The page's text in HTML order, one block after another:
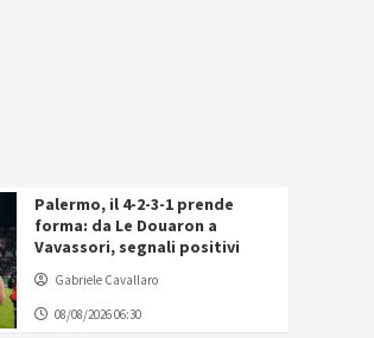
Palermo, il 4-2-3-1 prende
forma: da Le Douaron a
Vavassori, segnali positivi
Gabriele Cavallaro
08/08/2026 06:30